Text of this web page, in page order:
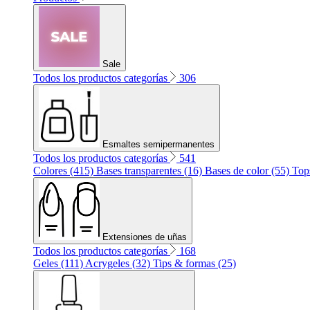
Sale
Todos los productos categorías 306
Esmaltes semipermanentes
Todos los productos categorías
541
Colores (415) Bases transparentes (16) Bases de color (55)
Extensiones de uñas
Todos los productos categorías
168
Geles (111) Acrygeles (32) Tips & formas (25)